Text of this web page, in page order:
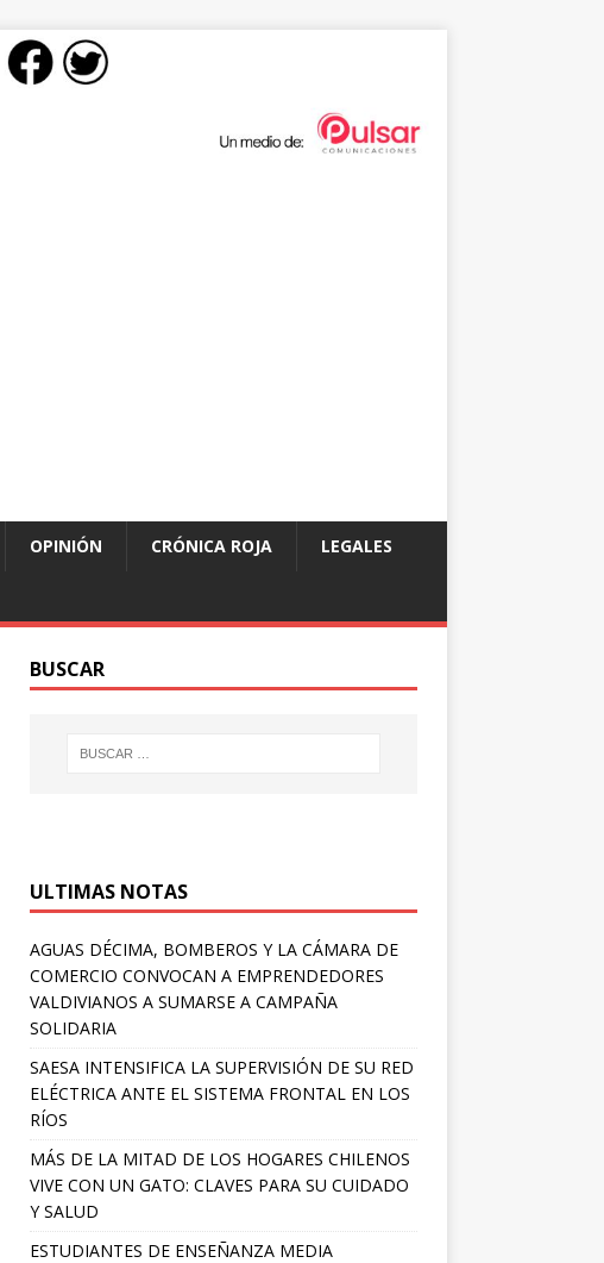
OPINIÓN CRÓNICA ROJA LEGALES
BUSCAR
ULTIMAS NOTAS
AGUAS DÉCIMA, BOMBEROS Y LA CÁMARA DE
COMERCIO CONVOCAN A EMPRENDEDORES
VALDIVIANOS A SUMARSE A CAMPAÑA
SOLIDARIA
SAESA INTENSIFICA LA SUPERVISIÓN DE SU RED
ELÉCTRICA ANTE EL SISTEMA FRONTAL EN LOS
RÍOS
MÁS DE LA MITAD DE LOS HOGARES CHILENOS
VIVE CON UN GATO: CLAVES PARA SU CUIDADO
Y SALUD
ESTUDIANTES DE ENSEÑANZA MEDIA